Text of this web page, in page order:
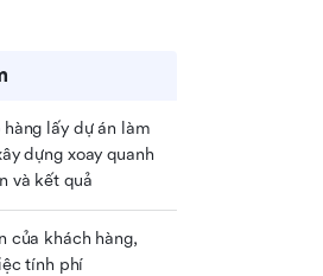
lấy dự án làm
dựng xoay quanh
và kết quả
của khách hàng,
tính phí